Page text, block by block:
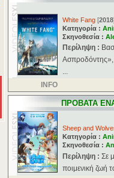
White Fang [2018
Κατηγορία :
Σκηνοθεσία :
Περίληψη :
Ασπροδόντης»,
...
INFO
ΠΡΟΒΑΤΑ
Sheep and
Κατηγορία :
Σκηνοθεσία :
Περίληψη : Σε
ποιμενική ζωή